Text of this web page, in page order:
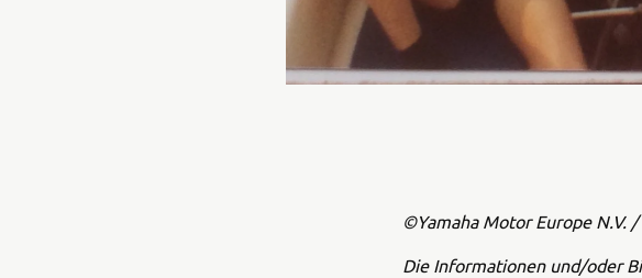
©Yamaha Motor Europe N.V.
Die Informationen und/oder